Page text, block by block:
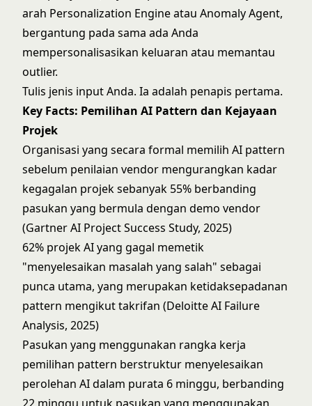
arah Personalization Engine atau Anomaly Agent,
bergantung pada sama ada Anda
mempersonalisasikan keluaran atau memantau
outlier.
Tulis jenis input Anda. Ia adalah penapis pertama.
Key Facts: Pemilihan AI Pattern dan Kejayaan
Projek
Organisasi yang secara formal memilih AI pattern
sebelum penilaian vendor mengurangkan kadar
kegagalan projek sebanyak 55% berbanding
pasukan yang bermula dengan demo vendor
(Gartner AI Project Success Study, 2025)
62% projek AI yang gagal memetik
"menyelesaikan masalah yang salah" sebagai
punca utama, yang merupakan ketidaksepadanan
pattern mengikut takrifan (Deloitte AI Failure
Analysis, 2025)
Pasukan yang menggunakan rangka kerja
pemilihan pattern berstruktur menyelesaikan
perolehan AI dalam purata 6 minggu, berbanding